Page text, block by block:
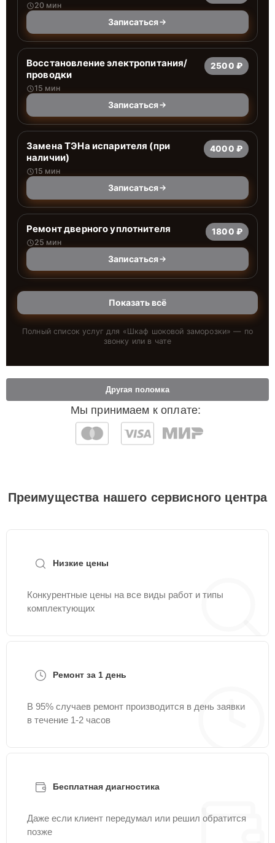
20 мин
Записаться
Восстановление электропитания/
проводки
15 мин
2500 ₽
Записаться
Замена ТЭНа испарителя (при
наличии)
15 мин
4000 ₽
Записаться
Ремонт дверного уплотнителя
25 мин
1800 ₽
Записаться
Показать всё
Полный список услуг для «Шкаф шоковой заморозки» — по
звонку или в чате
Мы принимаем к оплате:
Другая поломка
Преимущества нашего сервисного центра
Низкие цены
Конкурентные цены на все виды работ и типы
комплектующих
Ремонт за 1 день
В 95% случаев ремонт производится в день заявки
в течение 1-2 часов
Бесплатная диагностика
Даже если клиент передумал или решил обратится
позже